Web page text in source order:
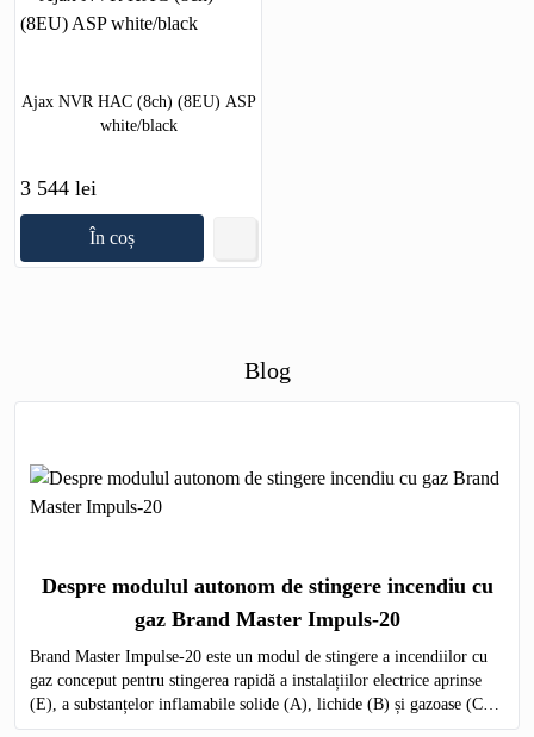
Ajax NVR HAC (8ch) (8EU) ASP
white/black
3 544 lei
În coș
Blog
Despre modulul autonom de stingere incendiu cu
gaz Brand Master Impuls-20
Brand Master Impulse-20 este un modul de stingere a incendiilor cu
gaz conceput pentru stingerea rapidă a instalațiilor electrice aprinse
(E), a substanțelor inflamabile solide (A), lichide (B) și gazoase (C)
pe întregul volum al obiectului protejat.